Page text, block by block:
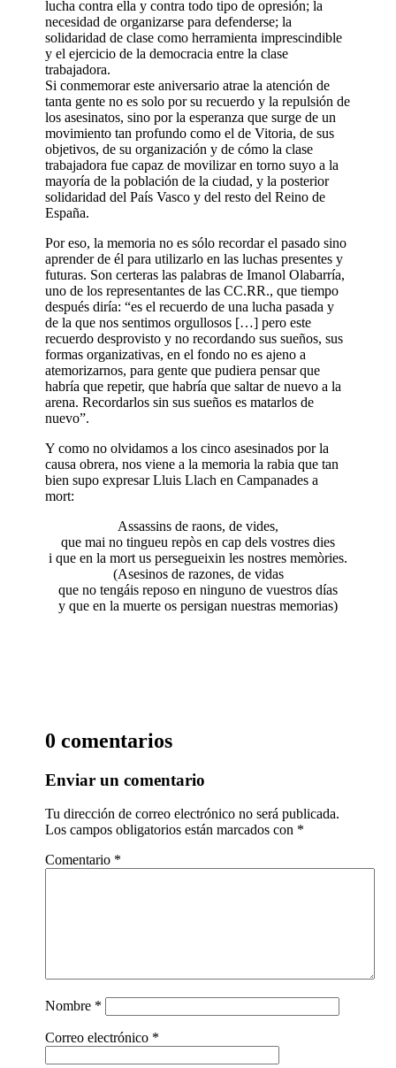
lucha contra ella y contra todo tipo de opresión; la
necesidad de organizarse para defenderse; la
solidaridad de clase como herramienta imprescindible
y el ejercicio de la democracia entre la clase
trabajadora.
Si conmemorar este aniversario atrae la atención de
tanta gente no es solo por su recuerdo y la repulsión de
los asesinatos, sino por la esperanza que surge de un
movimiento tan profundo como el de Vitoria, de sus
objetivos, de su organización y de cómo la clase
trabajadora fue capaz de movilizar en torno suyo a la
mayoría de la población de la ciudad, y la posterior
solidaridad del País Vasco y del resto del Reino de
España.
Por eso, la memoria no es sólo recordar el pasado sino
aprender de él para utilizarlo en las luchas presentes y
futuras. Son certeras las palabras de Imanol Olabarría,
uno de los representantes de las CC.RR., que tiempo
después diría: “es el recuerdo de una lucha pasada y
de la que nos sentimos orgullosos […] pero este
recuerdo desprovisto y no recordando sus sueños, sus
formas organizativas, en el fondo no es ajeno a
atemorizarnos, para gente que pudiera pensar que
habría que repetir, que habría que saltar de nuevo a la
arena. Recordarlos sin sus sueños es matarlos de
nuevo”.
Y como no olvidamos a los cinco asesinados por la
causa obrera, nos viene a la memoria la rabia que tan
bien supo expresar Lluis Llach en Campanades a
mort:
Assassins de raons, de vides,
que mai no tingueu repòs en cap dels vostres dies
i que en la mort us persegueixin les nostres memòries.
(Asesinos de razones, de vidas
que no tengáis reposo en ninguno de vuestros días
y que en la muerte os persigan nuestras memorias)
0 comentarios
Enviar un comentario
Tu dirección de correo electrónico no será publicada.
Los campos obligatorios están marcados con *
Comentario *
Nombre *
Correo electrónico *